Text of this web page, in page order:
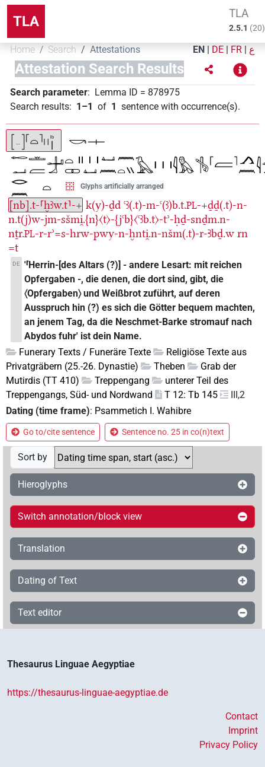
TLA TLA
2.5.1 (20)
Home Search Attestations EN | DE | FR | ع
Attestation Search Results
Search parameter: Lemma ID = 878975
Search results: 1–1 of 1 sentence with occurrence(s).
Glyphs artificially arranged
[nb].t-⸢ḫꜣw.t⸣-+ k(y)-ḏd ꜥꜣ(.t)-m-ꜥ(ꜣ)b.t.PL-+ḏḏ(.t)-n-
n.t(j)w-jm-sšmi̯.{n}〈t〉-{jꜥb}〈ꜥꜣb.t〉-tʾ-ḥḏ-snḏm.n-
nṯr.PL-r-rʾ=s-hrw-pwy-n-ḫnti̯.n-nšm(.t)-r-Ꜣbḏ.w rn
=t
DE '⸢Herrin-[des Altars (?)] - andere Lesart: mit reichen
Opfergaben -, die denen, die dort sind, gibt, die
〈Opfergaben〉 und Weißbrot zuführt, auf deren
Ausspruch hin (?) es sich die Götter bequem machten,
an jenem Tag, da die Neschmet-Barke stromauf nach
Abydos fuhr' ist dein Name.
Funerary Texts / Funeräre Texte
Religiöse Texte aus
Privatgräbern (25.-26. Dynastie)
Theben
Grab der
Mutirdis (TT 410)
Treppengang
unterer Teil des
Treppengangs, Süd- und Nordwand
T 12: Tb 145
III,2
Dating (time frame): Psammetich I. Wahibre
Go to/cite sentence Sentence no. 25 in co(n)text
Sort by
Hieroglyphs
Switch annotation/block view
Translation
Dating of Text
Text editor
Thesaurus Linguae Aegyptiae
https://thesaurus-linguae-aegyptiae.de
Contact
Imprint
Privacy Policy